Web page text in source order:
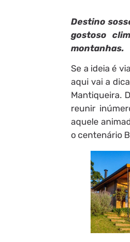
Destino
gostoso
montanhas.
Se a ideia é
aqui vai a
Mantiqueira.
reunir
aquele
o centenário